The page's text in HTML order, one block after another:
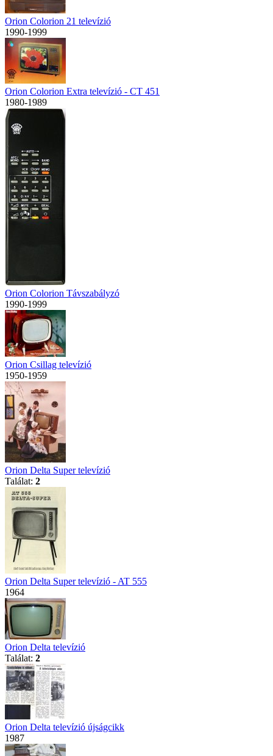
Orion Colorion 21 televízió
1990-1999
Orion Colorion Extra televízió - CT 451
1980-1989
Orion Colorion Távszabályzó
1990-1999
Orion Csillag televízió
1950-1959
Orion Delta Super televízió
Találat: 2
Orion Delta Super televízió - AT 555
1964
Orion Delta televízió
Találat: 2
Orion Delta televízió újságcikk
1987